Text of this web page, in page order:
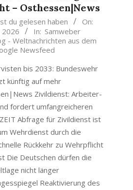
– Osthessen|News
du gelesen haben
On:
2026
In: Samweber
- Weltnachrichten aus dem
Newsfeed
bis 2033: Bundeswehr
künftig auf mehr
Zivildienst: Arbeiter-
fordert umfangreicheren
Abfrage für Zivildienst ist
Wehrdienst durch die
Rückkehr zu Wehrpflicht
Die Deutschen dürfen die
nicht länger
Reaktivierung des